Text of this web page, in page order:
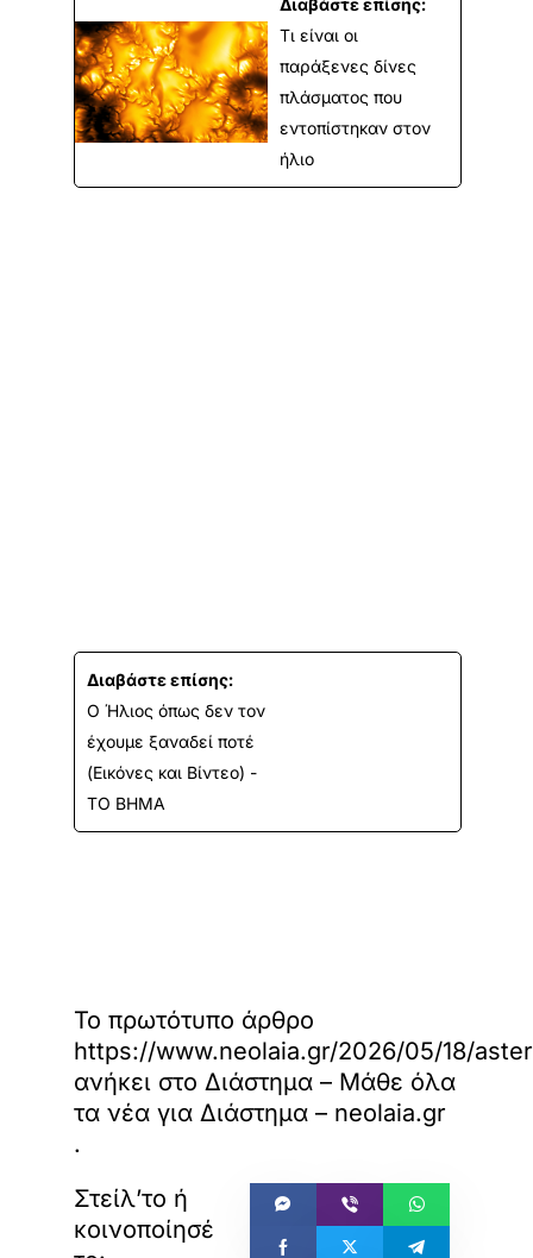
Διαβάστε επίσης:
Τι είναι οι
παράξενες δίνες
πλάσματος που
εντοπίστηκαν στον
ήλιο
Διαβάστε επίσης:
Ο Ήλιος όπως δεν τον
έχουμε ξαναδεί ποτέ
(Εικόνες και Βίντεο) -
ΤΟ ΒΗΜΑ
Το πρωτότυπο άρθρο
https://www.neolaia.gr/2026/05/18/
ανήκει στοΔιάστημα – Μάθε όλα
τα νέα για Διάστημα – neolaia.gr
.